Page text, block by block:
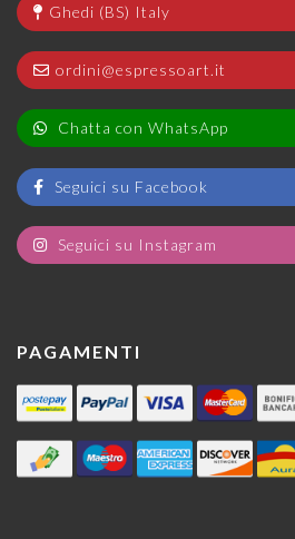
Ghedi (BS) Italy
ordini@espressoart.it
Chatta con WhatsApp
Seguici su Facebook
Seguici su Instagram
PAGAMENTI